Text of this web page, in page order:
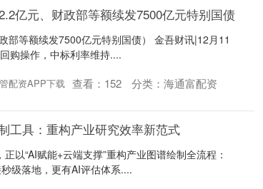
亿元、财政部等额续发7500亿元特别国债
部等额续发7500亿元特别国债） 金吾财讯|12月11
购操作，中标利率维持....
配资APP下载 查看： 152 分类： 海通富配资
工具：重构产业研究效率新范式
以“AI赋能+云端支撑”重构产业图谱绘制全流程：
级落地，更有AI评估体系....